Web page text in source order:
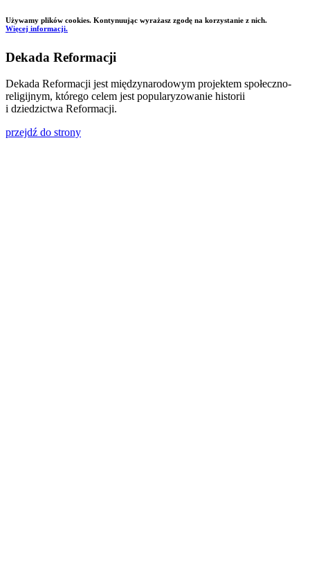
Używamy plików cookies. Kontynuując wyrażasz zgodę na korzystanie z nich.
Więcej informacji.
Dekada Reformacji
Dekada Reformacji jest międzynarodowym projektem społeczno-
religijnym, którego celem jest popularyzowanie historii
i dziedzictwa Reformacji.
przejdź do strony